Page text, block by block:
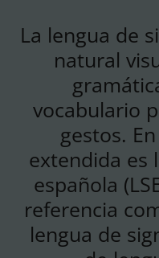
La lengua de
natural
vocabulario
gestos.
extendida es
española
referencia
lengua de